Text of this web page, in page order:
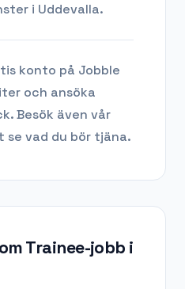
i Uddevalla.
konto på Jobble
och ansöka
Besök även vår
se vad du bör tjäna.
Trainee-jobb i